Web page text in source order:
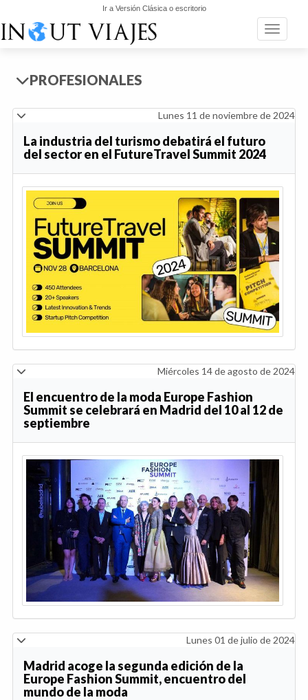
Ir a Versión Clásica o escritorio
Toggle
PROFESIONALES
Lunes 11 de noviembre de 2024
La industria del turismo debatirá el futuro
del sector en el FutureTravel Summit 2024
Miércoles 14 de agosto de 2024
El encuentro de la moda Europe Fashion
Summit se celebrará en Madrid del 10 al 12 de
septiembre
Lunes 01 de julio de 2024
Madrid acoge la segunda edición de la
Europe Fashion Summit, encuentro del
mundo de la moda